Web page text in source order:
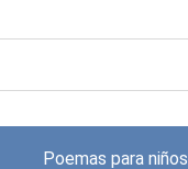
Poemas para niños